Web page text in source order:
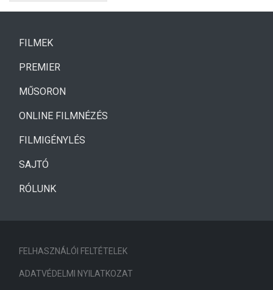
FILMEK(CURRENT)
PREMIER
MŰSORON
ONLINE FILMNÉZÉS
FILMIGÉNYLÉS
SAJTÓ
RÓLUNK
FELHASZNÁLÓI FELTÉTELEK
ADATVÉDELMI NYILATKOZAT